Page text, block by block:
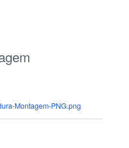
Montagem-PNG.png